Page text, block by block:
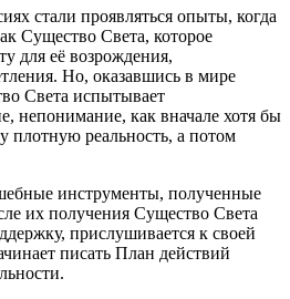
стали проявляться опыты, когда
Существо Света, которое
для её возрождения,
Но, оказавшись в мире
Света испытывает
непонимание, как вначале хотя бы
плотную реальность, а потом
инструменты, полученные
их получения Существо Света
прислушивается к своей
писать План действий